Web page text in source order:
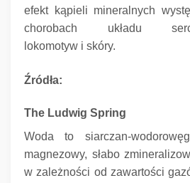
efekt kąpieli mineralnych
chorobach układu
lokomotyw i skóry.
Źródła:
The Ludwig Spring
Woda to siarczan-
magnezowy, słabo
w zależności od zawartości